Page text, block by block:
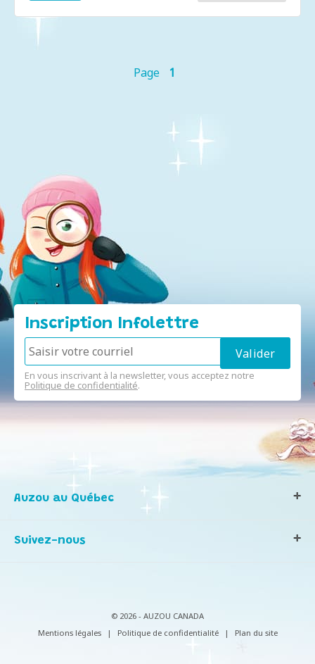
Page 1
Inscription Infolettre
En vous inscrivant à la newsletter, vous acceptez notre
Politique de confidentialité.
Auzou au Québec
Notre histoire
Infos consommateurs
Suivez-nous
© 2026 - AUZOU CANADA
Mentions légales
| Politique de confidentialité | Plan du site